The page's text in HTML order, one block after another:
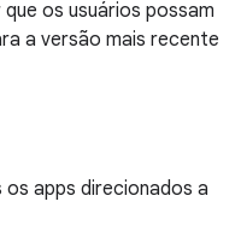
os usuários possam
a versão mais recente
apps direcionados a